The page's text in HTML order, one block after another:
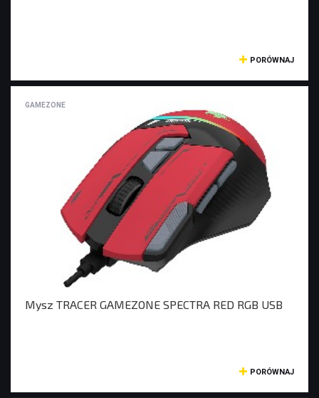
PORÓWNAJ
GAMEZONE
Mysz TRACER GAMEZONE SPECTRA RED RGB USB
PORÓWNAJ